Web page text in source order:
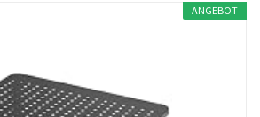
ANGEBOT